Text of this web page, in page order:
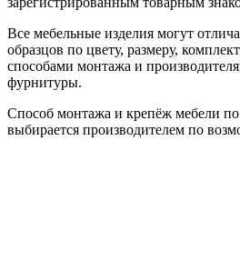
Все мебельные изделия могут
образцов по цвету, размеру,
способами монтажа и
фурнитуры.
Способ монтажа и крепёж мебели
выбирается производителем по